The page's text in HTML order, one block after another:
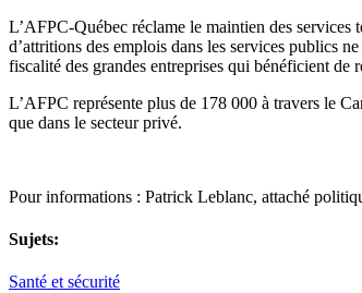
L’AFPC-Québec réclame le maintien des services
d’attritions des emplois dans les services publics
fiscalité des grandes entreprises qui bénéficient de
L’AFPC représente plus de 178 000 à travers le
que dans le secteur privé.
Pour informations : Patrick Leblanc, attaché
Sujets:
Santé et sécurité